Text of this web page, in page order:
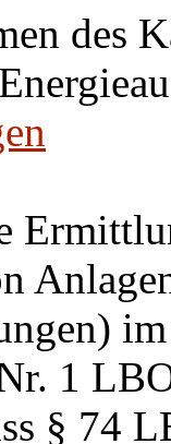
des
1
§ 74